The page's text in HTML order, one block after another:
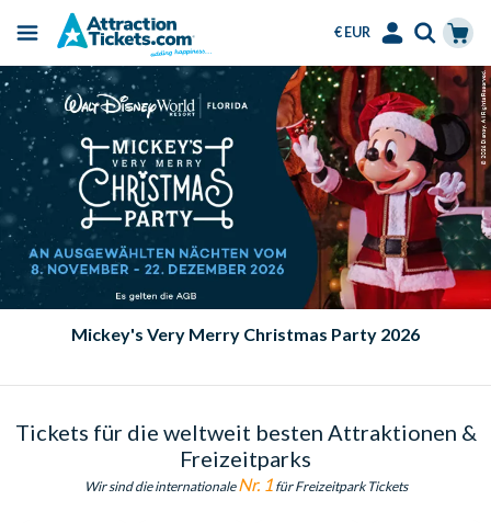
Skip
to
main
content
Menu
€ EUR
Select
Language
Accounts
Menu
Cart
Mickey's Very Merry Christmas Party 2026
Tickets für die weltweit besten Attraktionen &
Freizeitparks
Wir sind die internationaleNr. 1für Freizeitpark Tickets